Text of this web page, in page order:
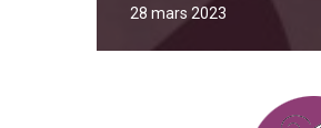
28 mars 2023